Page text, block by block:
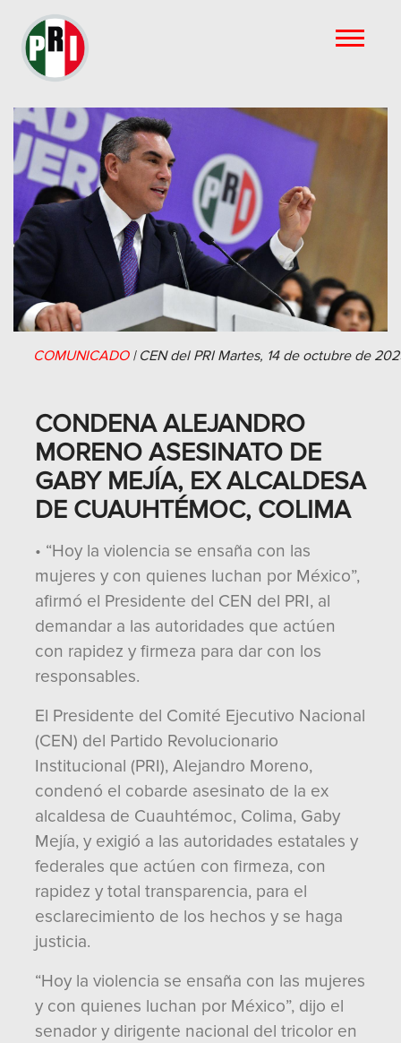
COMUNICADO| CEN del PRI Martes, 14 de octubre de
CONDENA ALEJANDRO
MORENO ASESINATO DE
GABY MEJÍA, EX ALCALDESA
DE CUAUHTÉMOC, COLIMA
• “Hoy la violencia se ensaña con las
mujeres y con quienes luchan por México”,
afirmó el Presidente del CEN del PRI, al
demandar a las autoridades que actúen
con rapidez y firmeza para dar con los
responsables.
El Presidente del Comité Ejecutivo Nacional
(CEN) del Partido Revolucionario
Institucional (PRI), Alejandro Moreno,
condenó el cobarde asesinato de la ex
alcaldesa de Cuauhtémoc, Colima, Gaby
Mejía, y exigió a las autoridades estatales y
federales que actúen con firmeza, con
rapidez y total transparencia, para el
esclarecimiento de los hechos y se haga
justicia.
“Hoy la violencia se ensaña con las mujeres
y con quienes luchan por México”, dijo el
senador y dirigente nacional del tricolor en